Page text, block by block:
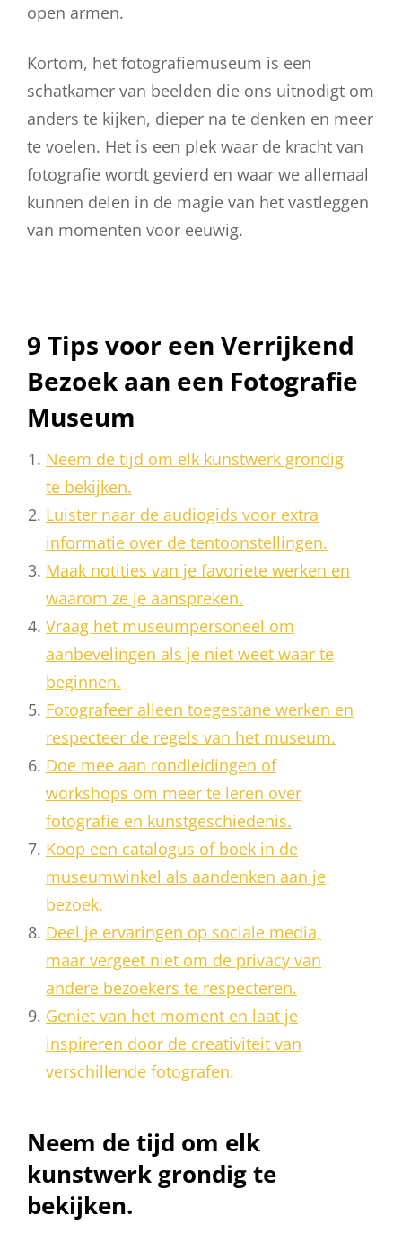
open armen.
Kortom, het fotografiemuseum is een
schatkamer van beelden die ons uitnodigt om
anders te kijken, dieper na te denken en meer
te voelen. Het is een plek waar de kracht van
fotografie wordt gevierd en waar we allemaal
kunnen delen in de magie van het vastleggen
van momenten voor eeuwig.
9 Tips voor een Verrijkend
Bezoek aan een Fotografie
Museum
Neem de tijd om elk kunstwerk grondig
te bekijken.
Luister naar de audiogids voor extra
informatie over de tentoonstellingen.
Maak notities van je favoriete werken en
waarom ze je aanspreken.
Vraag het museumpersoneel om
aanbevelingen als je niet weet waar te
beginnen.
Fotografeer alleen toegestane werken en
respecteer de regels van het museum.
Doe mee aan rondleidingen of
workshops om meer te leren over
fotografie en kunstgeschiedenis.
Koop een catalogus of boek in de
museumwinkel als aandenken aan je
bezoek.
Deel je ervaringen op sociale media,
maar vergeet niet om de privacy van
andere bezoekers te respecteren.
Geniet van het moment en laat je
inspireren door de creativiteit van
verschillende fotografen.
Neem de tijd om elk
kunstwerk grondig te
bekijken.